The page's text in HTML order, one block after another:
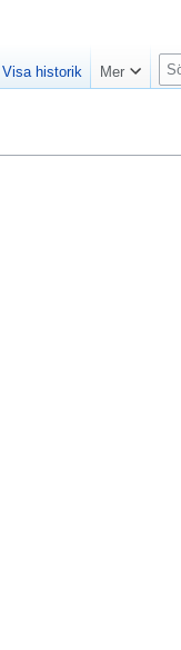
Visa historik Mer
S
ö